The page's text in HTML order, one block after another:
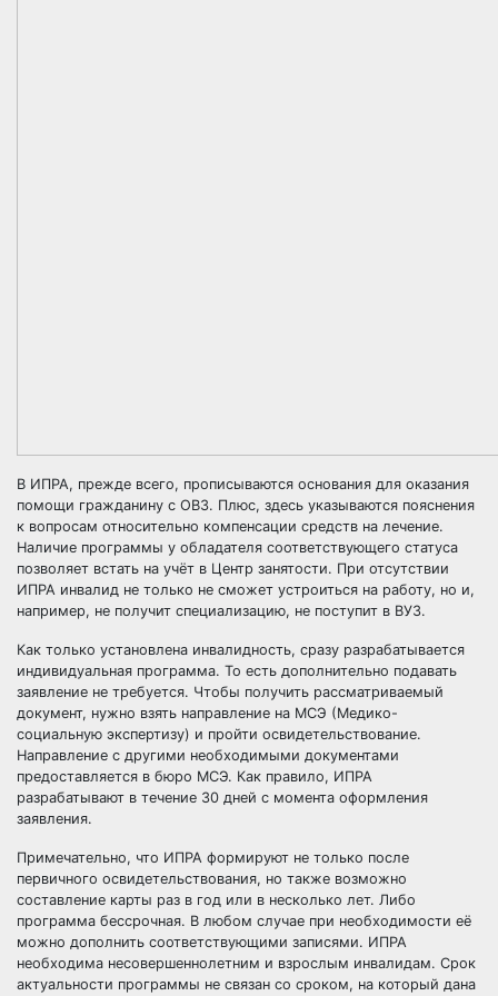
В ИПРА, прежде всего, прописываются основания для оказания
помощи гражданину с ОВЗ. Плюс, здесь указываются пояснения
к вопросам относительно компенсации средств на лечение.
Наличие программы у обладателя соответствующего статуса
позволяет встать на учёт в Центр занятости. При отсутствии
ИПРА инвалид не только не сможет устроиться на работу, но и,
например, не получит специализацию, не поступит в ВУЗ.
Как только установлена инвалидность, сразу разрабатывается
индивидуальная программа. То есть дополнительно подавать
заявление не требуется. Чтобы получить рассматриваемый
документ, нужно взять направление на МСЭ (Медико-
социальную экспертизу) и пройти освидетельствование.
Направление с другими необходимыми документами
предоставляется в бюро МСЭ. Как правило, ИПРА
разрабатывают в течение 30 дней с момента оформления
заявления.
Примечательно, что ИПРА формируют не только после
первичного освидетельствования, но также возможно
составление карты раз в год или в несколько лет. Либо
программа бессрочная. В любом случае при необходимости её
можно дополнить соответствующими записями. ИПРА
необходима несовершеннолетним и взрослым инвалидам. Срок
актуальности программы не связан со сроком, на который дана